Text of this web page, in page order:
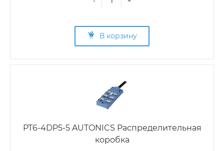
В корзину
PT6-4DP5-5 AUTONICS Распределительная
коробка